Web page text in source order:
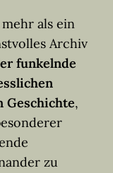
als ein
Archiv
funkelnde
Geschichte,
zu